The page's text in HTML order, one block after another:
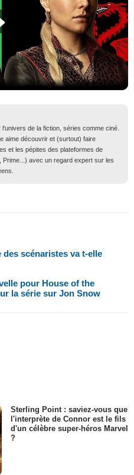
de la fiction, séries comme ciné.
aime découvrir et (surtout) faire
et les pépites des plateformes de
Prime...) avec un regard expert sur les
scénaristes va t-elle
pour House of the
la série sur Jon Snow
Sterling Point : saviez-vous que
l'interprète de Connor est le fils
d'un célèbre super-héros Marvel
?